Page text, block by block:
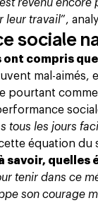
revenu encore
leur travail”,
sociale
ont compris
mal-aimés,
pourtant
tous les jours
équation du
savoir,
tenir dans ce
son courage